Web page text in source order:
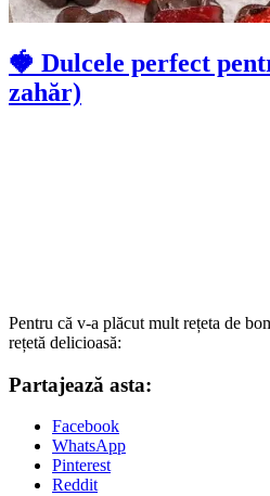
🍓 Dulcele perfect
zahăr)
Pentru că v-a plăcut mult rețeta de
rețetă delicioasă:
Partajează asta:
Facebook
WhatsApp
Pinterest
Reddit